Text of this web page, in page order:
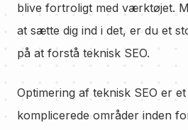
blive fortroligt med værktøjet.
at sætte dig ind i det, er du et
på at forstå teknisk SEO.
Optimering af teknisk SEO er
komplicerede områder inden